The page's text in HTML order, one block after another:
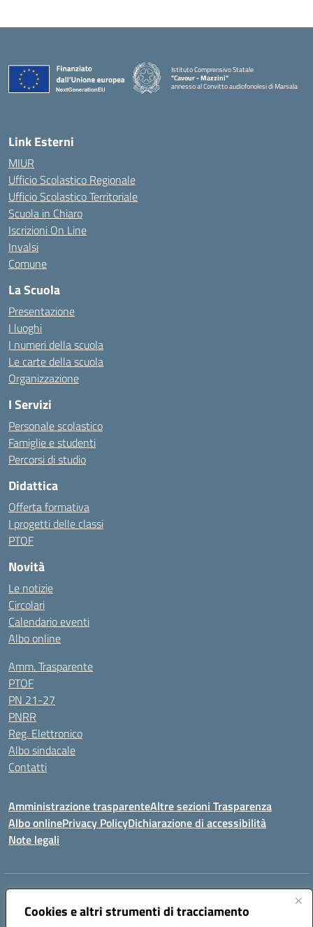
Cookies e altri strumenti di tracciamento
Istituto Comprensivo Statale
"Cavour - Mazzini"
annesso al Convitto audiofonolesi di Marsala
Link Esterni
MIUR
Ufficio Scolastico Regionale
Ufficio Scolastico Territoriale
Scuola in Chiaro
Iscrizioni On Line
Invalsi
Comune
La Scuola
Presentazione
I luoghi
I numeri della scuola
Le carte della scuola
Organizzazione
I Servizi
Personale scolastico
Famiglie e studenti
Percorsi di studio
Didattica
Offerta formativa
I progetti delle classi
PTOF
Novità
Le notizie
Circolari
Calendario eventi
Albo online
Amm. Trasparente
PTOF
PN 21-27
PNRR
Reg. Elettronico
Albo sindacale
Contatti
Amministrazione trasparenteAltre sezioni Trasparenza
Albo onlinePrivacy PolicyDichiarazione di accessibilità
Note legali
Indirizzo:
Centralino:0923714186 Email:tpvc050004@istruzione.it